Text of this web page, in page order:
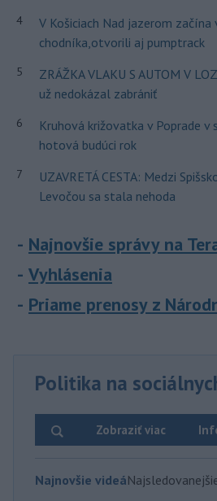
4
V Košiciach Nad jazerom začína
chodníka,otvorili aj pumptrack
5
ZRÁŽKA VLAKU S AUTOM V
už nedokázal zabrániť
6
Kruhová križovatka v Poprade v
hotová budúci rok
7
UZAVRETÁ CESTA: Medzi
Levočou sa stala nehoda
Najnovšie správy na
Vyhlásenia
Priame prenosy z
Politika na
Zobraziť viac
Najnovšie videá